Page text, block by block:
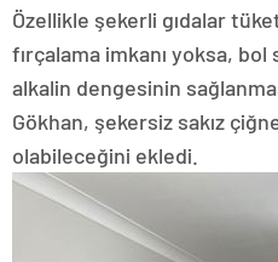
Özellikle şekerli gıdalar
fırçalama imkanı yoksa, bol
alkalin dengesinin
Gökhan, şekersiz sakız
olabileceğini ekledi.